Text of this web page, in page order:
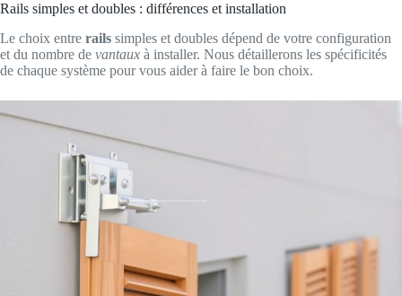
Rails simples et doubles : différences et installation
Le choix entre rails simples et doubles dépend de votre configuration
et du nombre de vantaux à installer. Nous détaillerons les spécificités
de chaque système pour vous aider à faire le bon choix.